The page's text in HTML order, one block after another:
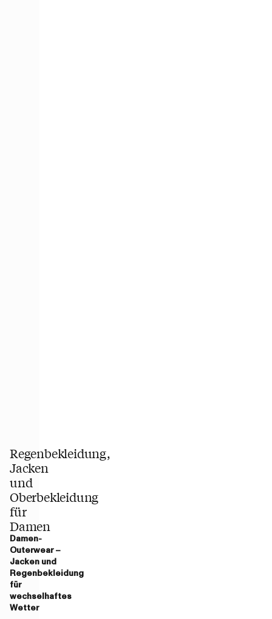
Regenbekleidung,
Jacken
und
Oberbekleidung
für
Damen
Damen-
Outerwear –
Jacken und
Regenbekleidung
für
wechselhaftes
Wetter